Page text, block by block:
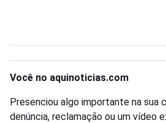
Você no aquinoticias.com
Presenciou algo importante na sua
denúncia, reclamação ou um vídeo